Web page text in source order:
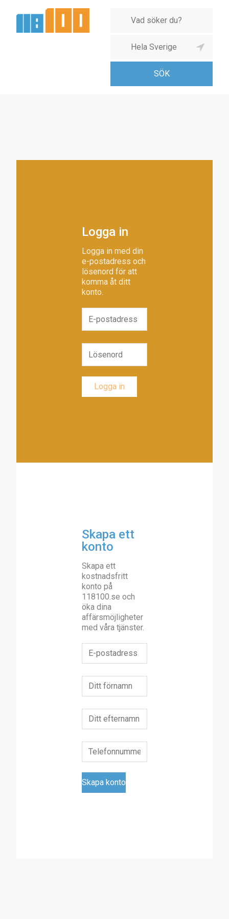
Logga in
Logga in med din
e-postadress och
lösenord för att
komma åt ditt
konto.
Skapa ett
konto
Skapa ett
kostnadsfritt
konto på
118100.se och
öka dina
affärsmöjligheter
med våra tjänster.